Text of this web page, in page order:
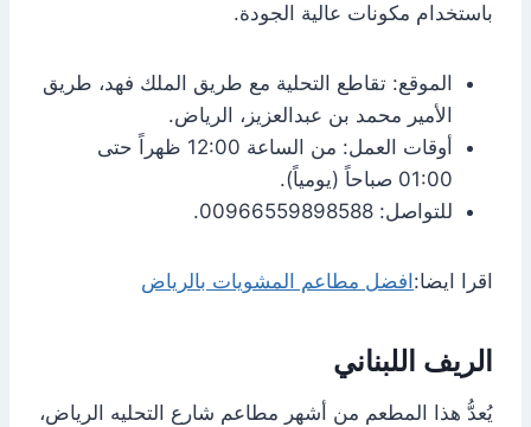
باستخدام مكونات عالية الجودة.
الموقع: تقاطع التحلية مع طريق الملك فهد، طريق
الأمير محمد بن عبدالعزيز، الرياض.
أوقات العمل: من الساعة 12:00 ظهراً حتى
01:00 صباحاً (يومياً).
للتواصل: 00966559898588.
اقرا ايضا: افضل مطاعم المشويات بالرياض
الريف اللبناني
يُعدُّ هذا المطعم من أشهر مطاعم شارع التحليه الرياض،